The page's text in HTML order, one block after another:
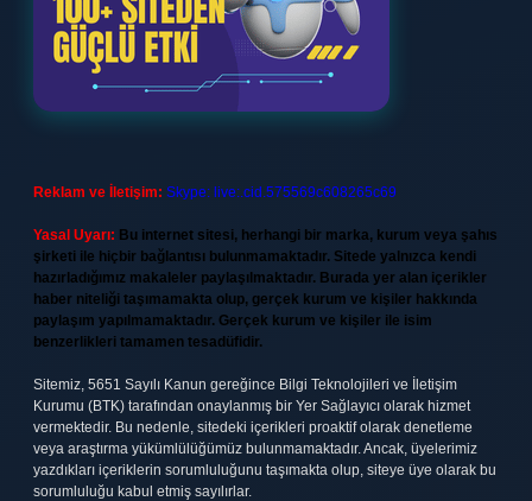
Reklam ve İletişim: Skype: live:.cid.575569c608265c69
Yasal Uyarı: Bu internet sitesi, herhangi bir marka, kurum veya şahıs
şirketi ile hiçbir bağlantısı bulunmamaktadır. Sitede yalnızca kendi
hazırladığımız makaleler paylaşılmaktadır. Burada yer alan içerikler
haber niteliği taşımamakta olup, gerçek kurum ve kişiler hakkında
paylaşım yapılmamaktadır. Gerçek kurum ve kişiler ile isim
benzerlikleri tamamen tesadüfidir.
Sitemiz, 5651 Sayılı Kanun gereğince Bilgi Teknolojileri ve İletişim
Kurumu (BTK) tarafından onaylanmış bir Yer Sağlayıcı olarak hizmet
vermektedir. Bu nedenle, sitedeki içerikleri proaktif olarak denetleme
veya araştırma yükümlülüğümüz bulunmamaktadır. Ancak, üyelerimiz
yazdıkları içeriklerin sorumluluğunu taşımakta olup, siteye üye olarak bu
sorumluluğu kabul etmiş sayılırlar.